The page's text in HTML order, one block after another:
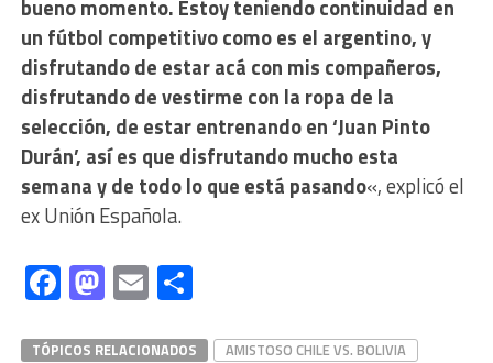
bueno momento. Estoy teniendo continuidad en
un fútbol competitivo como es el argentino, y
disfrutando de estar acá con mis compañeros,
disfrutando de vestirme con la ropa de la
selección, de estar entrenando en ‘Juan Pinto
Durán’, así es que disfrutando mucho esta
semana y de todo lo que está pasando«, explicó el
ex Unión Española.
Facebook
Mastodon
EmailCompartir
TÓPICOS RELACIONADOS
AMISTOSO CHILE VS. BOLIVIA